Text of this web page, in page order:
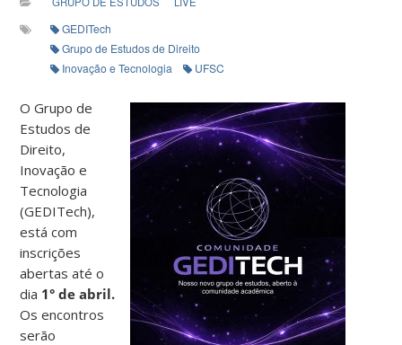
GEDITech
Grupo de Estudos de Direito
Inovação e Tecnologia
UFSC
O Grupo de
Estudos de
Direito,
Inovação e
Tecnologia
(GEDITech),
está com
inscrições
abertas até o
dia 1° de abril.
Os encontros
serão